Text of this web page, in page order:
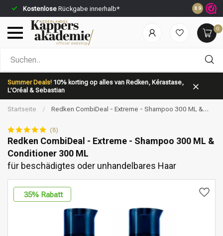
Kostenlose Rückgabe innerhalb* Vor 23:59
8.9
0
Summer Deals! 10% korting op alles van Redken, Kérastase,
L’Oréal & Sebastian
Nach welcher Kategorie suchst du?
Marken
Startseite /
Redken CombiDeal - Extreme - Shampoo 300 ML &
(8)
Redken CombiDeal - Extreme - Shampoo 300 ML &
Conditioner 300 ML
für beschädigtes oder unhandelbares Haar
35% Rabatt